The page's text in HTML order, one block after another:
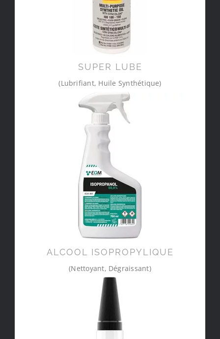
SUPER LUBE
(Lubrifiant, Huile Synthétique)
ALCOOL ISOPROPYLIQUE
(Nettoyant, Dégraissant)